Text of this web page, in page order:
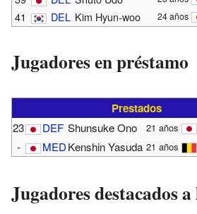
41 DEL Kim Hyun-woo 24 años
Jugadores en préstamo
Prestados
23 DEF Shunsuke Ono 21 años
- MEDKenshin Yasuda 21 años
Jugadores destacados